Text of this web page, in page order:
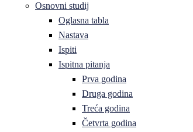
Osnovni studij
Oglasna tabla
Nastava
Ispiti
Ispitna pitanja
Prva godina
Druga godina
Treća godina
Četvrta godina